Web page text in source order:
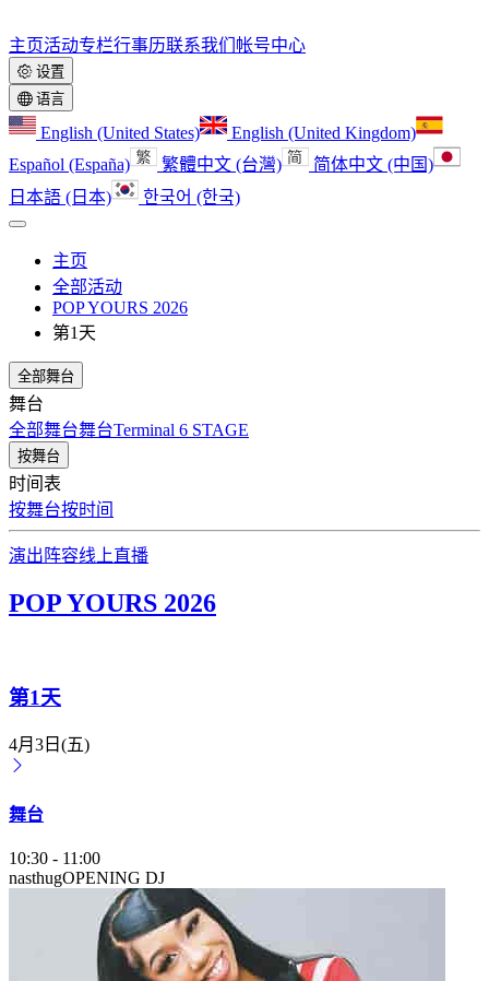
主页活动专栏行事历联系我们 帐号中心
设置
语言
English (United States)
English (United Kingdom)
Español (España)
繁體中文 (台灣)
简体中文 (中国)
日本語 (日本)
한국어 (한국)
主页
全部活动
POP YOURS 2026
第1天
全部舞台
舞台
全部舞台舞台Terminal 6 STAGE
按舞台
时间表
按舞台按时间
演出阵容线上直播
POP YOURS 2026
第1天
4月3日(五)
舞台
10:30 - 11:00
nasthugOPENING DJ